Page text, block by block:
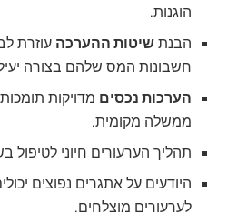
הוגנות.
הבנתשיטות ההערכה עוזרת
חשבונות המס שלהם בצורה
הערכות נכסים מדויקות
ממשלה מקומית.
תהליך הערעורים חיוני לטיפול
היודעים על אתגרים נפוצים
לערעורים מוצלחים.